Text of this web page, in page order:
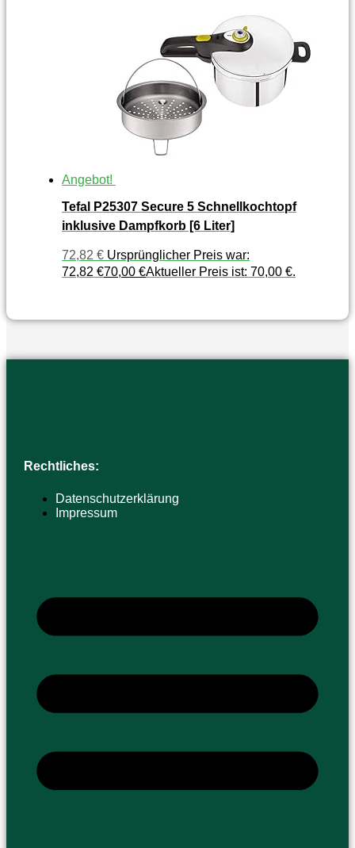
Angebot!
Tefal P25307 Secure 5 Schnellkochtopf
inklusive Dampfkorb [6 Liter]
72,82 € Ursprünglicher Preis war:
72,82 €70,00 €Aktueller Preis ist: 70,00 €.
Rechtliches:
Datenschutzerklärung
Impressum